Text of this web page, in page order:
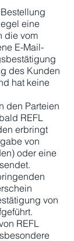
eine
die vom
E-Mail-
des Kunden
hat keine
den Parteien
REFL
erbringt
von
oder eine
von
REFL